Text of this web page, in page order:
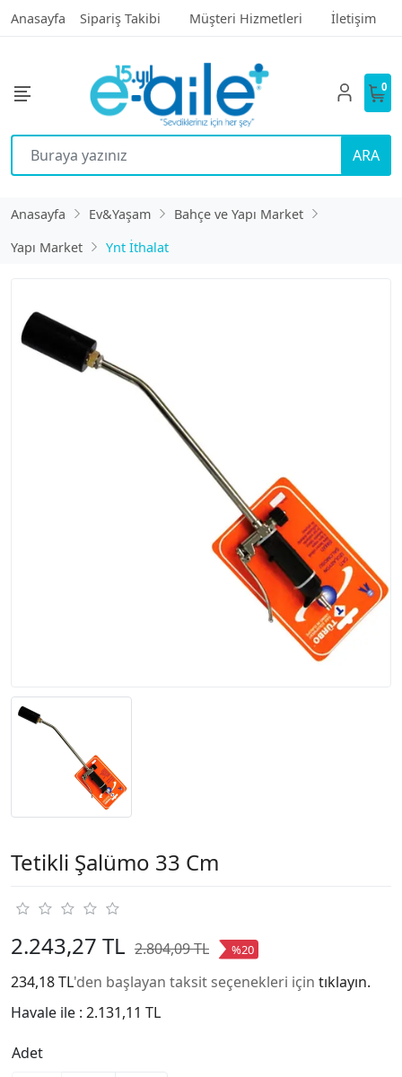
Anasayfa Sipariş Takibi Müşteri Hizmetleri İletişim
ARA
0
Anasayfa Ev&Yaşam
Bahçe ve Yapı Market
Yapı Market
Ynt İthalat
Tetikli Şalümo 33 Cm
2.243,27 TL 2.804,09 TL %20
234,18 TL'den başlayan taksit seçenekleri için tıklayın.
Havale ile : 2.131,11 TL
Adet